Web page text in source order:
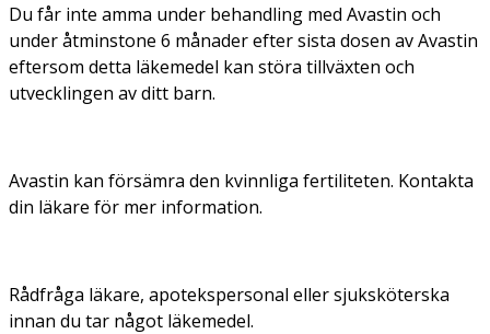
Du får inte amma under behandling med Avastin och
under åtminstone 6 månader efter sista dosen av Avastin
eftersom detta läkemedel kan störa tillväxten och
utvecklingen av ditt barn.
Avastin kan försämra den kvinnliga fertiliteten. Kontakta
din läkare för mer information.
Rådfråga läkare, apotekspersonal eller sjuksköterska
innan du tar något läkemedel.